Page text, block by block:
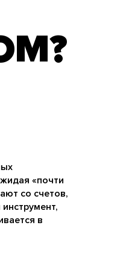
«почти
со счетов,
в